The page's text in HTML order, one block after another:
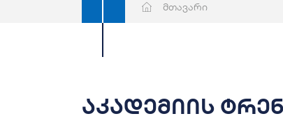
მთავარი
აკადემიის